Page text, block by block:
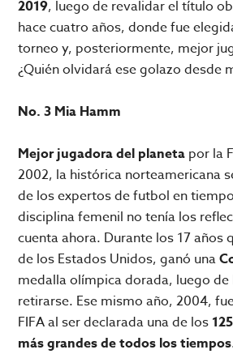
2019, luego de revalidar el título
hace cuatro años, donde fue
torneo y, posteriormente, mejor
¿Quién olvidará ese golazo desde
No. 3 Mia Hamm
Mejor jugadora del planeta por la
2002, la histórica norteamericana
de los expertos de futbol en
disciplina femenil no tenía los
cuenta ahora. Durante los 17 años
de los Estados Unidos, ganó una
medalla olímpica dorada, luego de
retirarse. Ese mismo año, 2004,
FIFA al ser declarada una de los
más grandes de todos los tiempos